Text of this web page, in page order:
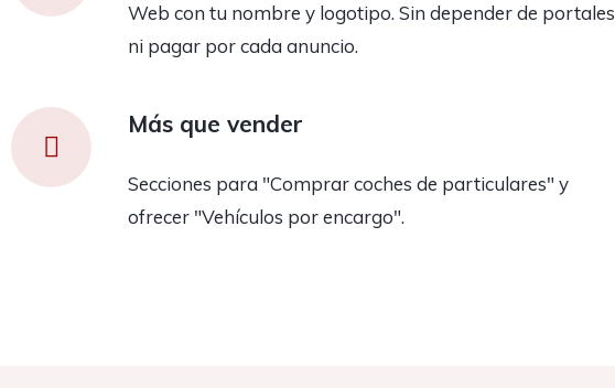
Web con tu nombre y logotipo. Sin depender de portales
ni pagar por cada anuncio.
Más que vender
Secciones para "Comprar coches de particulares" y
ofrecer "Vehículos por encargo".